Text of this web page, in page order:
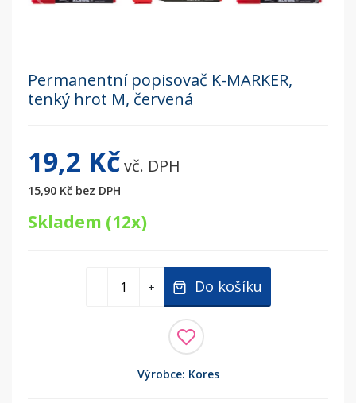
Permanentní popisovač K-MARKER,
tenký hrot M, červená
19,2 Kčvč. DPH
15,90 Kč bez DPH
Skladem (12x)
- + Do košíku
Výrobce: Kores